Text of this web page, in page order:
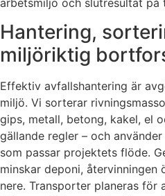
Hantering,
miljöriktig
Effektiv avfallshantering är
miljö. Vi sorterar
gips, metall, betong, kakel, el
gällande regler – och
som passar projektets flöde.
minskar deponi, återvinningen
nere. Transporter planeras för